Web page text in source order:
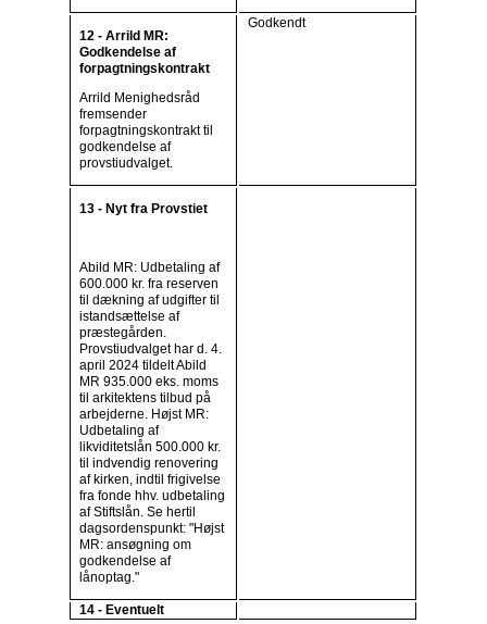
12 - Arrild MR:
Godkendelse af
forpagtningskontrakt
Arrild Menighedsråd
fremsender
forpagtningskontrakt til
godkendelse af
provstiudvalget.
Godkendt
13 - Nyt fra Provstiet
Abild MR: Udbetaling af
600.000 kr. fra reserven
til dækning af udgifter til
istandsættelse af
præstegården.
Provstiudvalget har d. 4.
april 2024 tildelt Abild
MR 935.000 eks. moms
til arkitektens tilbud på
arbejderne. Højst MR:
Udbetaling af
likviditetslån 500.000 kr.
til indvendig renovering
af kirken, indtil frigivelse
fra fonde hhv. udbetaling
af Stiftslån. Se hertil
dagsordenspunkt: "Højst
MR: ansøgning om
godkendelse af
lånoptag."
14 - Eventuelt